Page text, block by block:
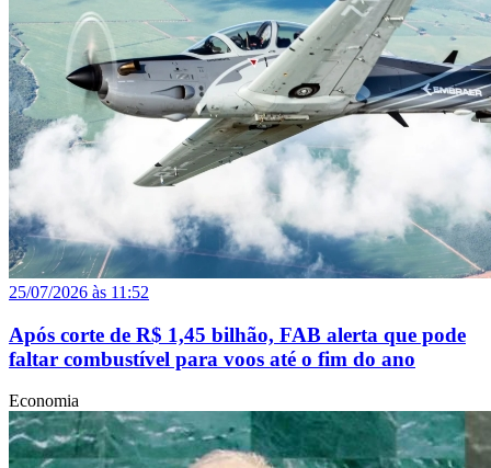
25/07/2026 às 11:52
Após corte de R$ 1,45 bilhão, FAB alerta que pode
faltar combustível para voos até o fim do ano
Economia